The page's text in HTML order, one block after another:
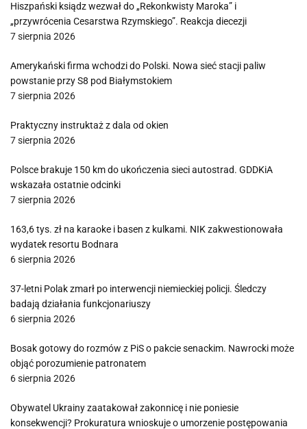
Hiszpański ksiądz wezwał do „Rekonkwisty Maroka” i
„przywrócenia Cesarstwa Rzymskiego”. Reakcja diecezji
7 sierpnia 2026
Amerykański firma wchodzi do Polski. Nowa sieć stacji paliw
powstanie przy S8 pod Białymstokiem
7 sierpnia 2026
Praktyczny instruktaż z dala od okien
7 sierpnia 2026
Polsce brakuje 150 km do ukończenia sieci autostrad. GDDKiA
wskazała ostatnie odcinki
7 sierpnia 2026
163,6 tys. zł na karaoke i basen z kulkami. NIK zakwestionowała
wydatek resortu Bodnara
6 sierpnia 2026
37-letni Polak zmarł po interwencji niemieckiej policji. Śledczy
badają działania funkcjonariuszy
6 sierpnia 2026
Bosak gotowy do rozmów z PiS o pakcie senackim. Nawrocki może
objąć porozumienie patronatem
6 sierpnia 2026
Obywatel Ukrainy zaatakował zakonnicę i nie poniesie
konsekwencji? Prokuratura wnioskuje o umorzenie postępowania